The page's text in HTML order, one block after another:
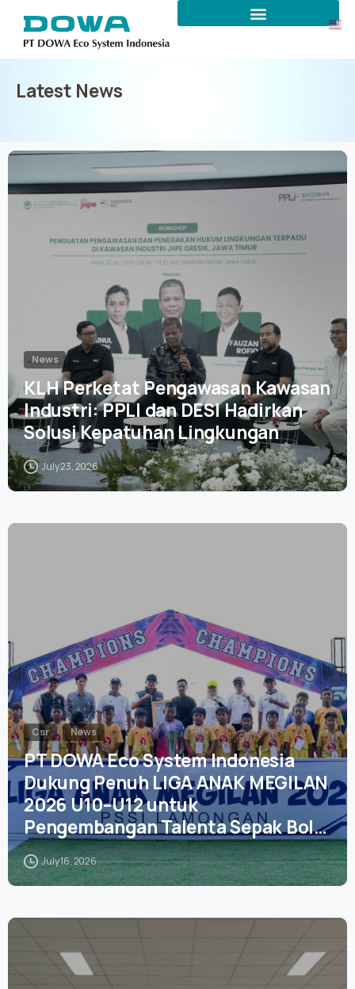
News
Latest News
0
News
KLH Perketat Pengawasan Kawasan
Industri: PPLI dan DESI Hadirkan
Solusi Kepatuhan Lingkungan
July 23, 2026
Csr News
PT DOWA Eco System Indonesia
Dukung Penuh LIGA ANAK MEGILAN
2026 U10–U12 untuk
Pengembangan Talenta Sepak Bola
Usia Dini
July 16, 2026